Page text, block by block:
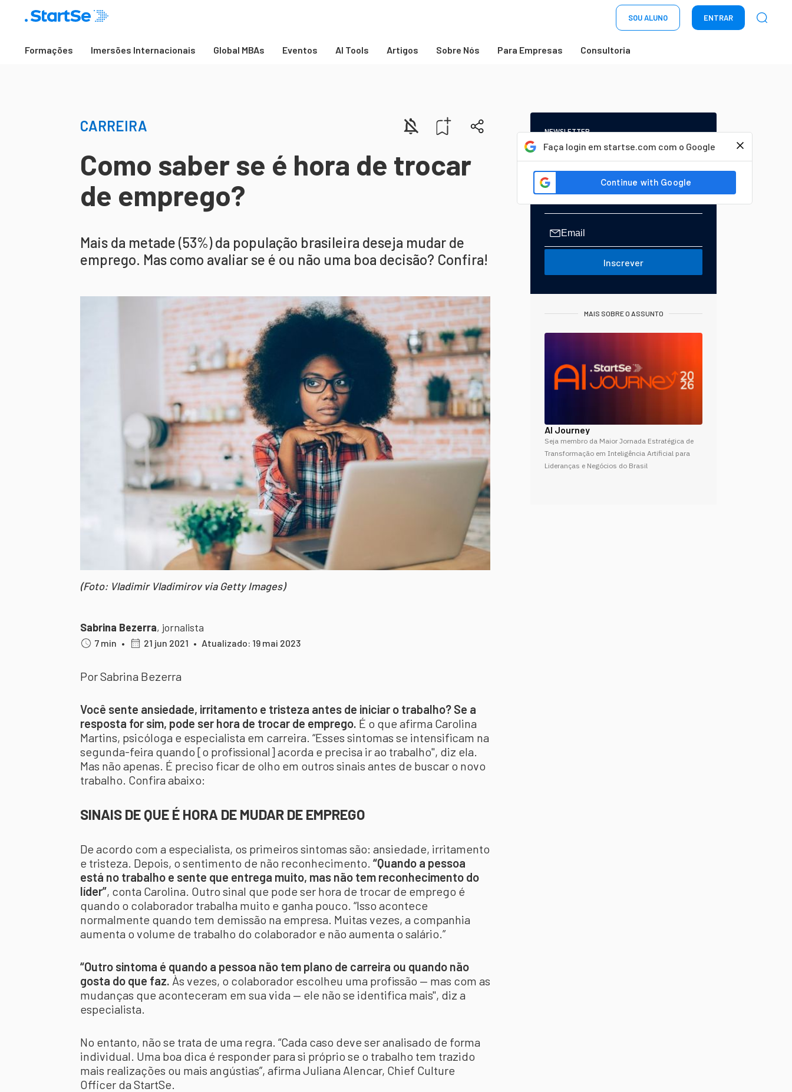
SOU ALUNO ENTRAR
Formações Imersões Internacionais Global MBAs Eventos AI Tools Artigos Sobre Nós Para Empresas Consultoria
Faça login em startse.com com o Google
CARREIRA
Como saber se é hora de trocar
de emprego?
Mais da metade (53%) da população brasileira deseja mudar de
emprego. Mas como avaliar se é ou não uma boa decisão? Confira!
(Foto: Vladimir Vladimirov via Getty Images)
Sabrina Bezerra, jornalista
7 min • 21 jun 2021 • Atualizado: 19 mai 2023
Por Sabrina Bezerra
Você sente ansiedade, irritamento e tristeza antes de iniciar o trabalho? Se a
resposta for sim, pode ser hora de trocar de emprego. É o que afirma Carolina
Martins, psicóloga e especialista em carreira. “Esses sintomas se intensificam na
segunda-feira quando [o profissional] acorda e precisa ir ao trabalho", diz ela.
Mas não apenas. É preciso ficar de olho em outros sinais antes de buscar o novo
trabalho. Confira abaixo:
SINAIS DE QUE É HORA DE MUDAR DE EMPREGO
De acordo com a especialista, os primeiros sintomas são: ansiedade, irritamento
e tristeza. Depois, o sentimento de não reconhecimento. “Quando a pessoa
está no trabalho e sente que entrega muito, mas não tem reconhecimento do
líder”, conta Carolina. Outro sinal que pode ser hora de trocar de emprego é
quando o colaborador trabalha muito e ganha pouco. “Isso acontece
normalmente quando tem demissão na empresa. Muitas vezes, a companhia
aumenta o volume de trabalho do colaborador e não aumenta o salário.”
“Outro sintoma é quando a pessoa não tem plano de carreira ou quando não
gosta do que faz. Às vezes, o colaborador escolheu uma profissão — mas com as
mudanças que aconteceram em sua vida — ele não se identifica mais", diz a
especialista.
No entanto, não se trata de uma regra. “Cada caso deve ser analisado de forma
individual. Uma boa dica é responder para si próprio se o trabalho tem trazido
mais realizações ou mais angústias”, afirma Juliana Alencar, Chief Culture
Officer da StartSe.
NEWSLETTER
Start Seu dia:
A Newsletter do AGORA!
Inscrever
MAIS SOBRE O ASSUNTO
AI Journey
Seja membro da Maior Jornada Estratégica de
Transformação em Inteligência Artificial para
Lideranças e Negócios do Brasil